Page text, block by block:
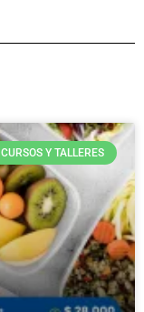
CURSOS Y TALLERES